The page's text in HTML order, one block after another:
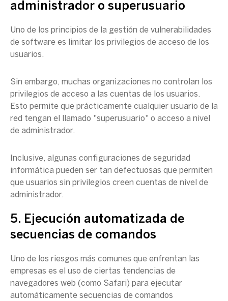
administrador o superusuario
Uno de los principios de la gestión de vulnerabilidades
de software es limitar los privilegios de acceso de los
usuarios.
Sin embargo, muchas organizaciones no controlan los
privilegios de acceso a las cuentas de los usuarios.
Esto permite que prácticamente cualquier usuario de la
red tengan el llamado "superusuario" o acceso a nivel
de administrador.
Inclusive, algunas configuraciones de seguridad
informática pueden ser tan defectuosas que permiten
que usuarios sin privilegios creen cuentas de nivel de
administrador.
5. Ejecución automatizada de
secuencias de comandos
Uno de los riesgos más comunes que enfrentan las
empresas es el uso de ciertas tendencias de
navegadores web (como Safari) para ejecutar
automáticamente secuencias de comandos